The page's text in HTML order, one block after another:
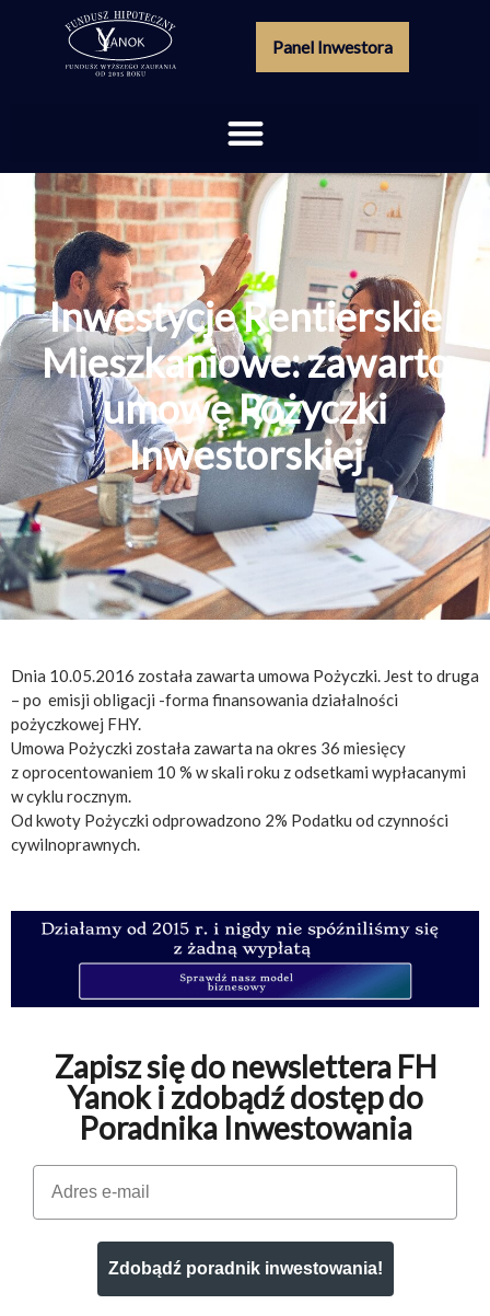
Panel Inwestora
Inwestycje Rentierskie
Mieszkaniowe: zawarto
umowę Pożyczki
Inwestorskiej
Dnia 10.05.2016 została zawarta umowa Pożyczki. Jest to druga
– po emisji obligacji -forma finansowania działalności
pożyczkowej FHY.
Umowa Pożyczki została zawarta na okres 36 miesięcy
z oprocentowaniem 10 % w skali roku z odsetkami wypłacanymi
w cyklu rocznym.
Od kwoty Pożyczki odprowadzono 2% Podatku od czynności
cywilnoprawnych.
Zapisz się do newslettera FH
Yanok i zdobądź dostęp do
Poradnika Inwestowania
Email
Zdobądź poradnik inwestowania!